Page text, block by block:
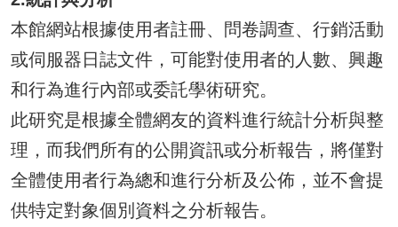
本館網站根據使用者註冊、問卷調查、行銷活動
或伺服器日誌文件，可能對使用者的人數、興趣
和行為進行內部或委託學術研究。
此研究是根據全體網友的資料進行統計分析與整
理，而我們所有的公開資訊或分析報告，將僅對
全體使用者行為總和進行分析及公佈，並不會提
供特定對象個別資料之分析報告。